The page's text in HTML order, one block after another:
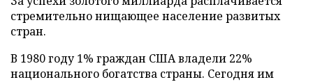
стремительно нищающее население развитых
стран.
В 1980 году 1% граждан США владели 22%
национального богатства страны. Сегодня им